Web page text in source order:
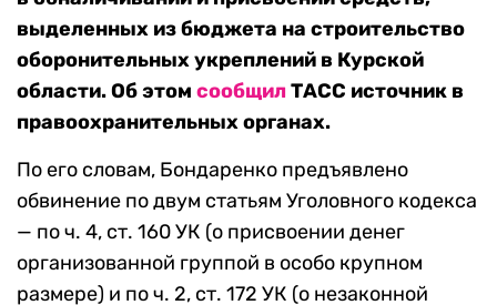
выделенных из бюджета на строительство
оборонительных укреплений в Курской
области. Об этом сообщилТАСС источник в
правоохранительных органах.
По его словам, Бондаренко предъявлено
обвинение по двум статьям Уголовного кодекса
— по ч. 4, ст. 160 УК (о присвоении денег
организованной группой в особо крупном
размере) и по ч. 2, ст. 172 УК (о незаконной